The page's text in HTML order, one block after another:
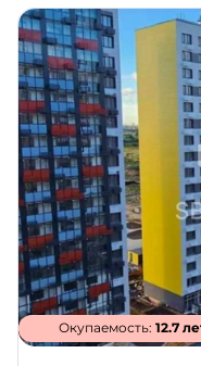
Окупаемость:12.7